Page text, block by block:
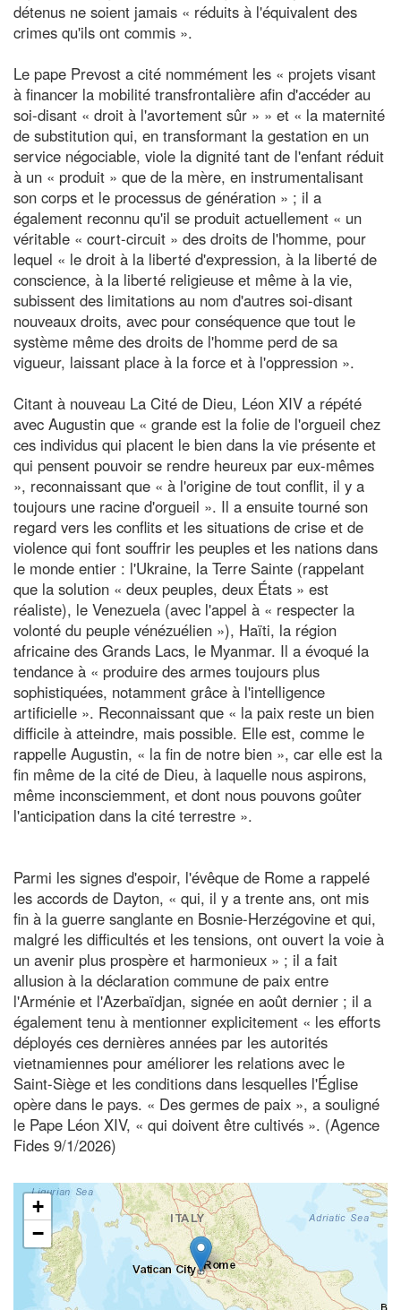
détenus ne soient jamais « réduits à l'équivalent des
crimes qu'ils ont commis ».
Le pape Prevost a cité nommément les « projets visant
à financer la mobilité transfrontalière afin d'accéder au
soi-disant « droit à l'avortement sûr » » et « la maternité
de substitution qui, en transformant la gestation en un
service négociable, viole la dignité tant de l'enfant réduit
à un « produit » que de la mère, en instrumentalisant
son corps et le processus de génération » ; il a
également reconnu qu'il se produit actuellement « un
véritable « court-circuit » des droits de l'homme, pour
lequel « le droit à la liberté d'expression, à la liberté de
conscience, à la liberté religieuse et même à la vie,
subissent des limitations au nom d'autres soi-disant
nouveaux droits, avec pour conséquence que tout le
système même des droits de l'homme perd de sa
vigueur, laissant place à la force et à l'oppression ».
Citant à nouveau La Cité de Dieu, Léon XIV a répété
avec Augustin que « grande est la folie de l'orgueil chez
ces individus qui placent le bien dans la vie présente et
qui pensent pouvoir se rendre heureux par eux-mêmes
», reconnaissant que « à l'origine de tout conflit, il y a
toujours une racine d'orgueil ». Il a ensuite tourné son
regard vers les conflits et les situations de crise et de
violence qui font souffrir les peuples et les nations dans
le monde entier : l'Ukraine, la Terre Sainte (rappelant
que la solution « deux peuples, deux États » est
réaliste), le Venezuela (avec l'appel à « respecter la
volonté du peuple vénézuélien »), Haïti, la région
africaine des Grands Lacs, le Myanmar. Il a évoqué la
tendance à « produire des armes toujours plus
sophistiquées, notamment grâce à l'intelligence
artificielle ». Reconnaissant que « la paix reste un bien
difficile à atteindre, mais possible. Elle est, comme le
rappelle Augustin, « la fin de notre bien », car elle est la
fin même de la cité de Dieu, à laquelle nous aspirons,
même inconsciemment, et dont nous pouvons goûter
l'anticipation dans la cité terrestre ».
Parmi les signes d'espoir, l'évêque de Rome a rappelé
les accords de Dayton, « qui, il y a trente ans, ont mis
fin à la guerre sanglante en Bosnie-Herzégovine et qui,
malgré les difficultés et les tensions, ont ouvert la voie à
un avenir plus prospère et harmonieux » ; il a fait
allusion à la déclaration commune de paix entre
l'Arménie et l'Azerbaïdjan, signée en août dernier ; il a
également tenu à mentionner explicitement « les efforts
déployés ces dernières années par les autorités
vietnamiennes pour améliorer les relations avec le
Saint-Siège et les conditions dans lesquelles l'Église
opère dans le pays. « Des germes de paix », a souligné
le Pape Léon XIV, « qui doivent être cultivés ». (Agence
Fides 9/1/2026)
+
−